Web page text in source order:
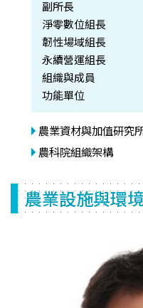
副所長
淨零數位組長
韌性場域組長
永續營運組長
組織與成員
功能單位
農業資材與加值研究
農科院組織架構
農業設施與環